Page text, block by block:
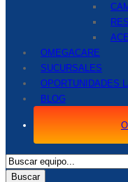
OMEGACARE
SUCURSALES
OPORTUNIDADES
BLOG
Buscar